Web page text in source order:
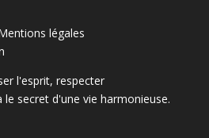
légales
l'esprit, respecter
secret d'une vie harmonieuse.